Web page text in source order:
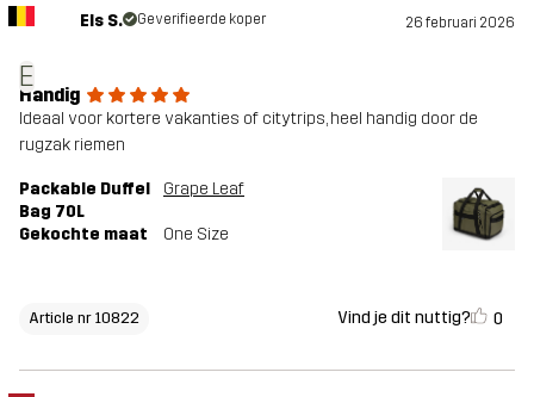
E
Els S. Geverifieerde koper 26 februari 2026
Handig
Ideaal voor kortere vakanties of citytrips, heel handig door de
rugzak riemen
Packable Duffel
Bag 70L
Grape Leaf
Gekochte maat One Size
Article nr 10822 Vind je dit nuttig? 0